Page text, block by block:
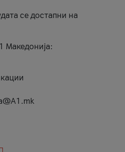
се достапни на
Македонија: